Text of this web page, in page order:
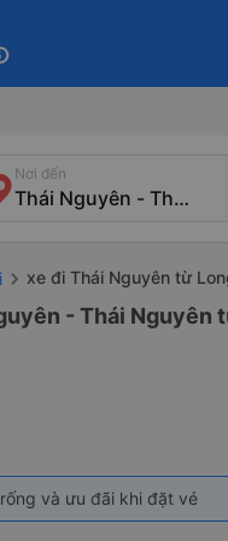
Nơi đến
xe đi Thái Nguyên từ
- Thái
và ưu đãi khi đặt vé